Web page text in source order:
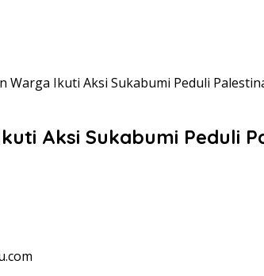
Warga Ikuti Aksi Sukabumi Peduli
Aksi Sukabumi Peduli